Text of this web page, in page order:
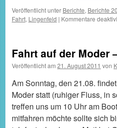
Veröffentlicht unter Berichte, Berichte
Fahrt, Lingenfeld | Kommentare
Fahrt auf der Moder
Veröffentlicht am 21. August 2011 von
Am Sonntag, den 21.08.
Moder statt (ruhiger Fluss, in
treffen uns um 10 Uhr am
mitfahren möchte sollte sich